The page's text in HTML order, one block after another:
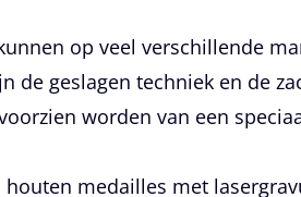
op veel verschillende
de geslagen techniek en de
worden van een
medailles met